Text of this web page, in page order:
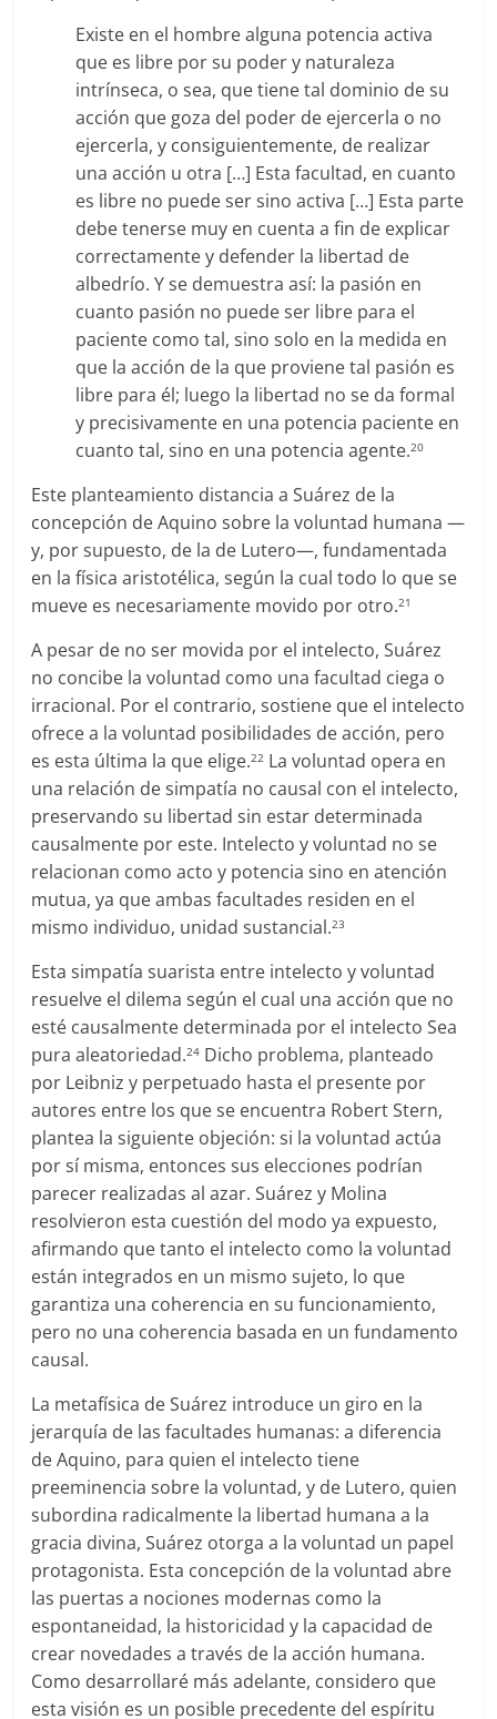
Existe en el hombre alguna potencia activa
que es libre por su poder y naturaleza
intrínseca, o sea, que tiene tal dominio de su
acción que goza del poder de ejercerla o no
ejercerla, y consiguientemente, de realizar
una acción u otra […] Esta facultad, en cuanto
es libre no puede ser sino activa […] Esta parte
debe tenerse muy en cuenta a fin de explicar
correctamente y defender la libertad de
albedrío. Y se demuestra así: la pasión en
cuanto pasión no puede ser libre para el
paciente como tal, sino solo en la medida en
que la acción de la que proviene tal pasión es
libre para él; luego la libertad no se da formal
y precisivamente en una potencia paciente en
cuanto tal, sino en una potencia agente.20
Este planteamiento distancia a Suárez de la
concepción de Aquino sobre la voluntad humana —
y, por supuesto, de la de Lutero—, fundamentada
en la física aristotélica, según la cual todo lo que se
mueve es necesariamente movido por otro.21
A pesar de no ser movida por el intelecto, Suárez
no concibe la voluntad como una facultad ciega o
irracional. Por el contrario, sostiene que el intelecto
ofrece a la voluntad posibilidades de acción, pero
es esta última la que elige.22 La voluntad opera en
una relación de simpatía no causal con el intelecto,
preservando su libertad sin estar determinada
causalmente por este. Intelecto y voluntad no se
relacionan como acto y potencia sino en atención
mutua, ya que ambas facultades residen en el
mismo individuo, unidad sustancial.23
Esta simpatía suarista entre intelecto y voluntad
resuelve el dilema según el cual una acción que no
esté causalmente determinada por el intelecto Sea
pura aleatoriedad.24 Dicho problema, planteado
por Leibniz y perpetuado hasta el presente por
autores entre los que se encuentra Robert Stern,
plantea la siguiente objeción: si la voluntad actúa
por sí misma, entonces sus elecciones podrían
parecer realizadas al azar. Suárez y Molina
resolvieron esta cuestión del modo ya expuesto,
afirmando que tanto el intelecto como la voluntad
están integrados en un mismo sujeto, lo que
garantiza una coherencia en su funcionamiento,
pero no una coherencia basada en un fundamento
causal.
La metafísica de Suárez introduce un giro en la
jerarquía de las facultades humanas: a diferencia
de Aquino, para quien el intelecto tiene
preeminencia sobre la voluntad, y de Lutero, quien
subordina radicalmente la libertad humana a la
gracia divina, Suárez otorga a la voluntad un papel
protagonista. Esta concepción de la voluntad abre
las puertas a nociones modernas como la
espontaneidad, la historicidad y la capacidad de
crear novedades a través de la acción humana.
Como desarrollaré más adelante, considero que
esta visión es un posible precedente del espíritu